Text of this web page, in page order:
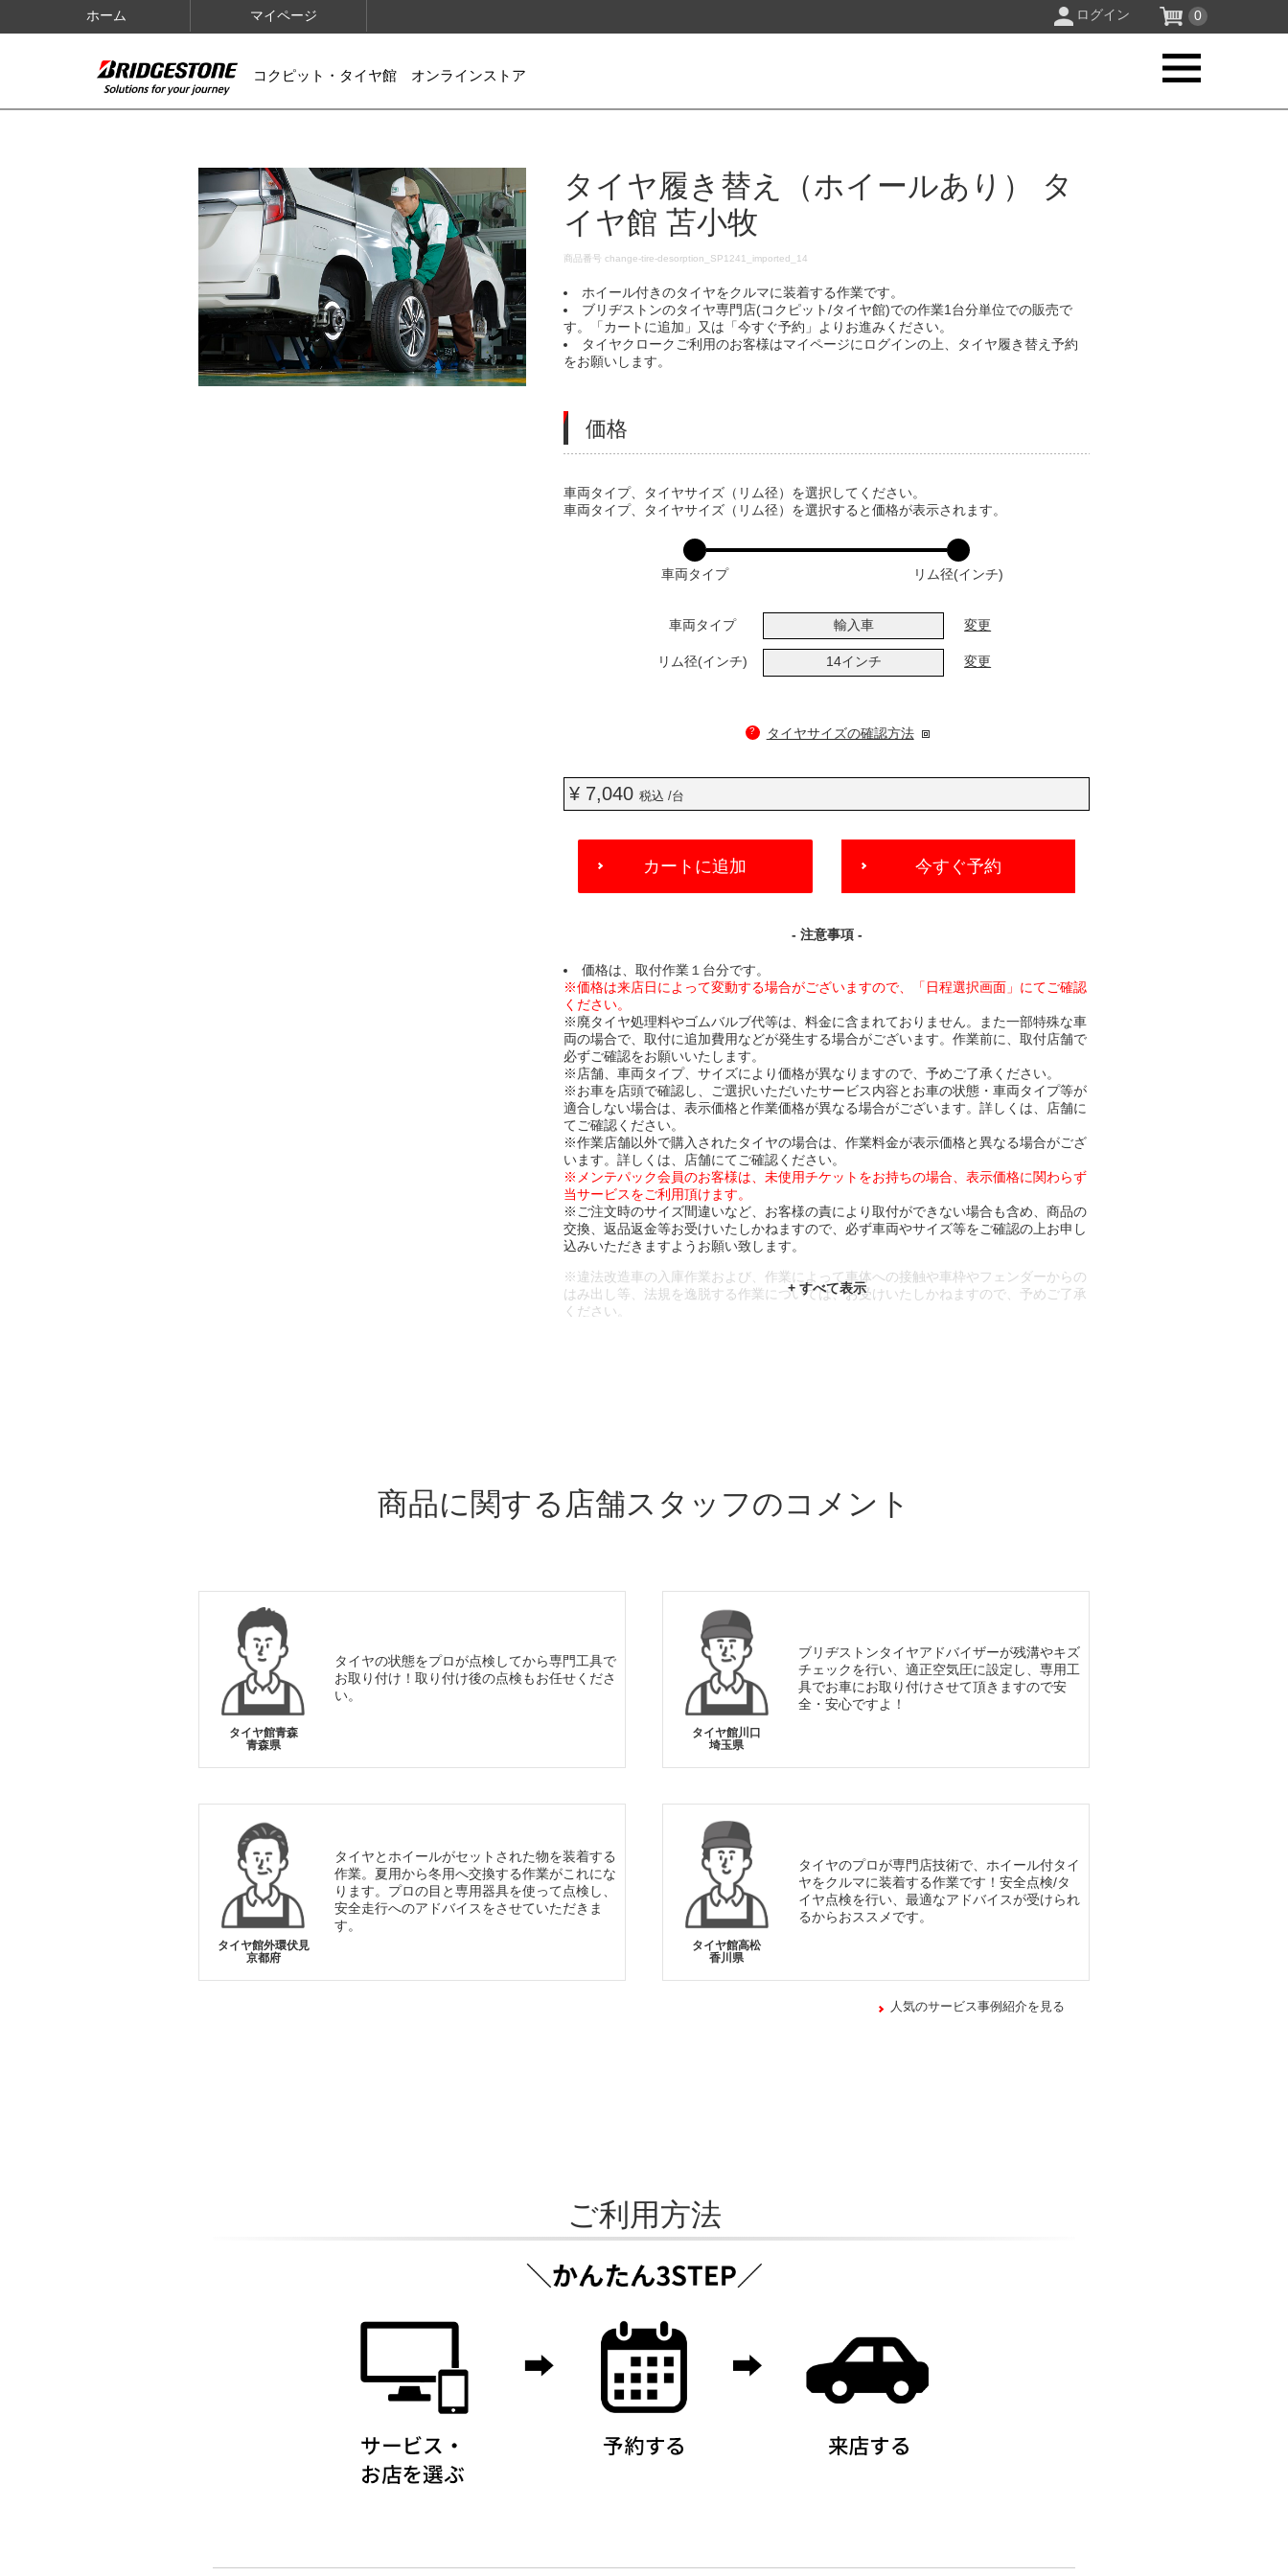
ホーム マイページ ログイン 0
コクピット・タイヤ館 オンラインストア
IMAGES
タイヤ履き替え（ホイールあり） タ
イヤ館 苫小牧
DETAILS
商品番号change-tire-desorption_SP1241_imported_14
ホイール付きのタイヤをクルマに装着する作業です。
ブリヂストンのタイヤ専門店(コクピット/タイヤ館)での作業1台分単位での販売で
す。「カートに追加」又は「今すぐ予約」よりお進みください。
タイヤクロークご利用のお客様はマイページにログインの上、タイヤ履き替え予約
をお願いします。
価格
VARIATIONS
車両タイプ、タイヤサイズ（リム径）を選択してください。
車両タイプ、タイヤサイズ（リム径）を選択すると価格が表示されます。
車両タイプ リム径(インチ)
車両タイプ 輸入車 変更
リム径(インチ) 14インチ 変更
? タイヤサイズの確認方法
¥ 7,040税込 /台
ADD
CART
カートに追加 今すぐ予約
- 注意事項 -
価格は、取付作業１台分です。
※価格は来店日によって変動する場合がございますので、「日程選択画面」にてご確認
ください。
※廃タイヤ処理料やゴムバルブ代等は、料金に含まれておりません。また一部特殊な車
両の場合で、取付に追加費用などが発生する場合がございます。作業前に、取付店舗で
必ずご確認をお願いいたします。
※店舗、車両タイプ、サイズにより価格が異なりますので、予めご了承ください。
※お車を店頭で確認し、ご選択いただいたサービス内容とお車の状態・車両タイプ等が
適合しない場合は、表示価格と作業価格が異なる場合がございます。詳しくは、店舗に
てご確認ください。
※作業店舗以外で購入されたタイヤの場合は、作業料金が表示価格と異なる場合がござ
います。詳しくは、店舗にてご確認ください。
※メンテパック会員のお客様は、未使用チケットをお持ちの場合、表示価格に関わらず
当サービスをご利用頂けます。
※ご注文時のサイズ間違いなど、お客様の責により取付ができない場合も含め、商品の
交換、返品返金等お受けいたしかねますので、必ず車両やサイズ等をご確認の上お申し
込みいただきますようお願い致します。
※違法改造車の入庫作業および、作業によって車体への接触や車枠やフェンダーからの
はみ出し等、法規を逸脱する作業については、お受けいたしかねますので、予めご了承
ください。
商品に関する店舗スタッフのコメント
タイヤ館青森
青森県
タイヤの状態をプロが点検してから専門工具で
お取り付け！取り付け後の点検もお任せくださ
い。
タイヤ館川口
埼玉県
ブリヂストンタイヤアドバイザーが残溝やキズ
チェックを行い、適正空気圧に設定し、専用工
具でお車にお取り付けさせて頂きますので安
全・安心ですよ！
タイヤ館外環伏見
京都府
タイヤとホイールがセットされた物を装着する
作業。夏用から冬用へ交換する作業がこれにな
ります。プロの目と専用器具を使って点検し、
安全走行へのアドバイスをさせていただきま
す。
タイヤ館高松
香川県
タイヤのプロが専門店技術で、ホイール付タイ
ヤをクルマに装着する作業です！安全点検/タ
イヤ点検を行い、最適なアドバイスが受けられ
るからおススメです。
人気のサービス事例紹介を見る
ご利用方法